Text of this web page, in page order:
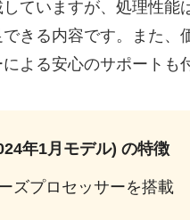
ていますが、処理性
きる内容です。また
よる安心のサポートも
年1月モデル) の特徴
ズプロセッサーを搭載